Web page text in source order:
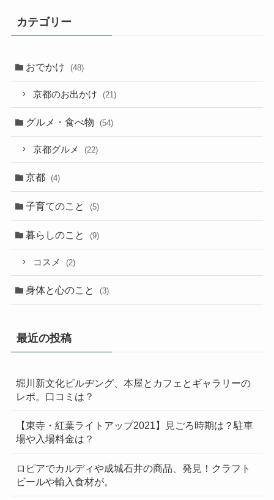
カテゴリー
おでかけ (48)
京都のお出かけ (21)
グルメ・食べ物 (54)
京都グルメ (22)
京都 (4)
子育てのこと (5)
暮らしのこと (9)
コスメ (2)
身体と心のこと (3)
最近の投稿
堀川新文化ビルヂング、本屋とカフェとギャラリーの
レポ。口コミは？
【東寺・紅葉ライトアップ2021】見ごろ時期は？駐車
場や入場料金は？
ロピアでカルディや成城石井の商品、発見！クラフト
ビールや輸入食材が。